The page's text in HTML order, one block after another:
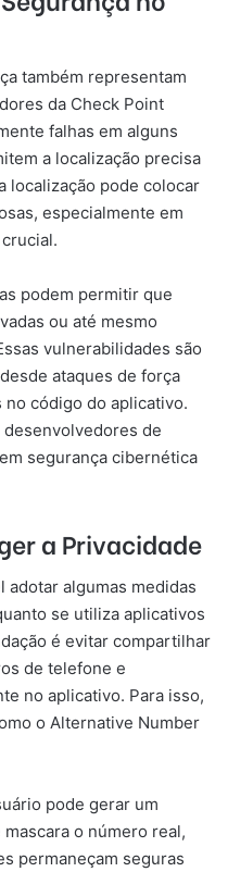
também representam
da Check Point
falhas em alguns
a localização precisa
localização pode colocar
especialmente em
podem permitir que
ou até mesmo
vulnerabilidades são
ataques de força
no código do aplicativo.
de
segurança cibernética
a Privacidade
algumas medidas
se utiliza aplicativos
é evitar compartilhar
de telefone e
no aplicativo. Para isso,
o Alternative Number
pode gerar um
o número real,
permaneçam seguras